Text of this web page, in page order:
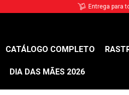
CATÁLOGO COMPLETO
DIA DAS MÃES 2026